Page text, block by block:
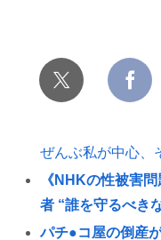
ぜんぶ私が中心、
《NHKの性被害
者 “誰を守るべき
パチ●コ屋の倒産